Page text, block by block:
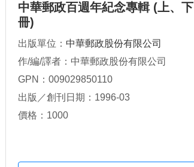
中華郵政百週年紀念專輯 (上、下
冊)
出版單位： 中華郵政股份有限公司
作/編/譯者：中華郵政股份有限公司
GPN：009029850110
出版／創刊日期：1996-03
價格：1000